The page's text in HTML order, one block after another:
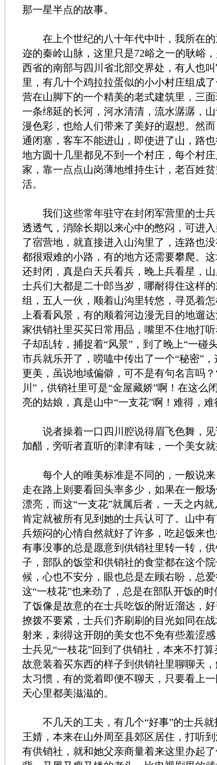
那一星半点的故事。
在上个世纪的八十年代中叶，我所在的
迩的秦岭山脉，这里只是72峪之一的耿峪
西省的南部与四川省北部交界处，有人也
里，有几十个鸡拉拉蛋似的小小村庄组成
营在山脚下的一个精美的老式建筑里，三
一条绵延的长河，河水清清，流水潺潺，
漫色彩，也给人们带来了美好的遐想。然
通闭塞，客车不能进山，即使进了山，路
地方圆十几里都见不到一个村庄，每个村
家，靠一点点山岗薄地维持生计，老百姓
活。
我们这些常年驻守在封闭军营里的士兵
透透气，消除长期以来心中的憋闷，可进
了宿营地，就直接进入山沟里了，连路也
都很艰难的小路，有的地方还需要攀爬。
还封闭，真是白天兵看兵，晚上兵看星，
士兵们大都是二十郎当岁，哪耐得住这样
组，五人一伙，顺着山沟里转悠，寻觅着
上看看风景，有的顺着河边漫无目的地遛
家供销社里买买日常用品，嘴里不住地打
子却乱转，捕捉着“风景”，到了晚上“一碰
市兵就乐开了，唠嗑中传出了一个“秘密”
更美，虽说地域偏僻，可不是有句名言吗
川”，供销社里可是“金屋藏娇”啊！在这么
亮的姑娘，真是山中“一支花”啊！难得，难
说者操着一口四川腔说得眉飞色舞，见
加醋，旁听者直听的津津有味，一个美女
每个人的唯美标准是不同的，一般说来
走在路上则要看回头率多少，如果在一般
漂亮，而这“一支花”就属后者，一天之内
肯定就被所有见到她的士兵认可了。山中
兵烦闷的心情自然就好了许多，吃起饭来
有事没事的总是愿意到供销社里转一转，
子，部队的饭堂和供销社的食堂都在这个
候，心也不安分，眼也总是左顾右盼，总
这“一枝花”也来劲了，总是在部队开饭的
了饭像是故意的在士兵吃饭的附近溜达，
撩拨不要紧，士兵们齐刷刷的目光如同在
射来，刺得这开朗的美女也不免有些羞涩
士兵见“一枝花”回到了供销社，本来不打
故意装着买东西的样子到供销社里聊聊天
太习惯，有的觉着即便不聊天，只要看上
天心里都美滋滋的。
不几天的工夫，有几个“好事”的士兵就
王婧，本来在山外周至县郊区居住，打听
有供销社，就和她父亲商量着来这里办起